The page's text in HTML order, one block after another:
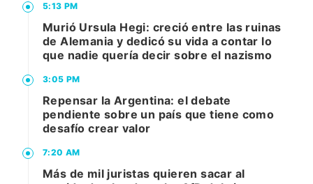
5:13 PM
Murió Ursula Hegi: creció entre las ruinas
de Alemania y dedicó su vida a contar lo
que nadie quería decir sobre el nazismo
3:05 PM
Repensar la Argentina: el debate
pendiente sobre un país que tiene como
desafío crear valor
7:20 AM
Más de mil juristas quieren sacar al